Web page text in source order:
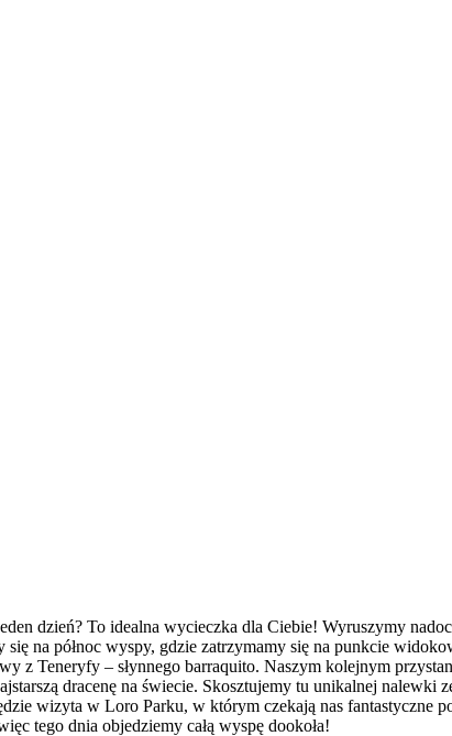
dzień? To idealna wycieczka dla Ciebie! Wyruszymy
na północ wyspy, gdzie zatrzymamy się na punkcie
z Teneryfy – słynnego barraquito. Naszym kolejnym
dracenę na świecie. Skosztujemy tu unikalnej
wizyta w Loro Parku, w którym czekają nas fantastyczne
tego dnia objedziemy całą wyspę dookoła!